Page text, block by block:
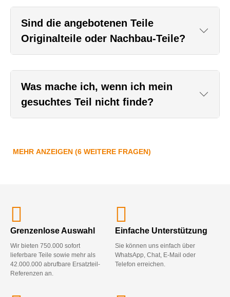
Sind die angebotenen Teile
Originalteile oder Nachbau-Teile?
Was mache ich, wenn ich mein
gesuchtes Teil nicht finde?
MEHR ANZEIGEN (6 WEITERE FRAGEN)
Grenzenlose Auswahl
Wir bieten 750.000 sofort
lieferbare Teile sowie mehr als
42.000.000 abrufbare Ersatzteil-
Referenzen an.
Einfache Unterstützung
Sie können uns einfach über
WhatsApp, Chat, E-Mail oder
Telefon erreichen.